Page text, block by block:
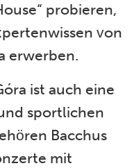
probieren,
von
erwerben.
ist auch eine
sportlichen
Bacchus
mit